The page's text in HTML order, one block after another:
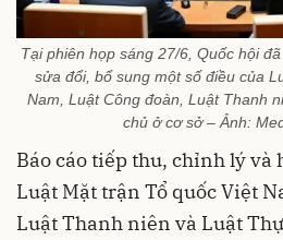
Tại phiên họp sáng 27/6, Quốc hội
sửa đổi, bổ sung một số điều của
Nam, Luật Công đoàn, Luật Thanh
chủ ở cơ sở – Ảnh:
Báo cáo tiếp thu, chỉnh lý và
Luật Mặt trận Tổ quốc Việt
Luật Thanh niên và Luật